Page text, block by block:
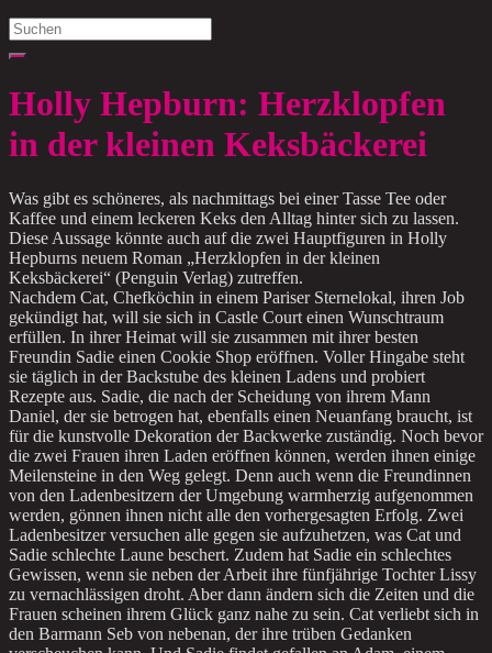
Search
for:
Holly Hepburn: Herzklopfen
in der kleinen Keksbäckerei
Was gibt es schöneres, als nachmittags bei einer Tasse Tee oder
Kaffee und einem leckeren Keks den Alltag hinter sich zu lassen.
Diese Aussage könnte auch auf die zwei Hauptfiguren in Holly
Hepburns neuem Roman „Herzklopfen in der kleinen
Keksbäckerei“ (Penguin Verlag) zutreffen.
Nachdem Cat, Chefköchin in einem Pariser Sternelokal, ihren Job
gekündigt hat, will sie sich in Castle Court einen Wunschtraum
erfüllen. In ihrer Heimat will sie zusammen mit ihrer besten
Freundin Sadie einen Cookie Shop eröffnen. Voller Hingabe steht
sie täglich in der Backstube des kleinen Ladens und probiert
Rezepte aus. Sadie, die nach der Scheidung von ihrem Mann
Daniel, der sie betrogen hat, ebenfalls einen Neuanfang braucht, ist
für die kunstvolle Dekoration der Backwerke zuständig. Noch bevor
die zwei Frauen ihren Laden eröffnen können, werden ihnen einige
Meilensteine in den Weg gelegt. Denn auch wenn die Freundinnen
von den Ladenbesitzern der Umgebung warmherzig aufgenommen
werden, gönnen ihnen nicht alle den vorhergesagten Erfolg. Zwei
Ladenbesitzer versuchen alle gegen sie aufzuhetzen, was Cat und
Sadie schlechte Laune beschert. Zudem hat Sadie ein schlechtes
Gewissen, wenn sie neben der Arbeit ihre fünfjährige Tochter Lissy
zu vernachlässigen droht. Aber dann ändern sich die Zeiten und die
Frauen scheinen ihrem Glück ganz nahe zu sein. Cat verliebt sich in
den Barmann Seb von nebenan, der ihre trüben Gedanken